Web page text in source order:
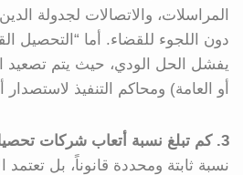
المراسلات، والاتصالات لجدولة
دون اللجوء للقضاء. أما “التحصيل
يفشل الحل الودي، حيث يتم تصعيد
أو العامة) ومحاكم التنفيذ
3. كم تبلغ نسبة أتعاب شركات تحصيل الديون عادةً؟
نسبة ثابتة ومحددة قانوناً، بل تعتمد